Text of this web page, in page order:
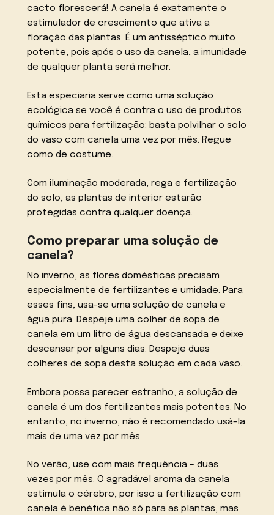
cacto florescerá! A canela é exatamente o
estimulador de crescimento que ativa a
floração das plantas. É um antisséptico muito
potente, pois após o uso da canela, a imunidade
de qualquer planta será melhor.
Esta especiaria serve como uma solução
ecológica se você é contra o uso de produtos
químicos para fertilização: basta polvilhar o solo
do vaso com canela uma vez por mês. Regue
como de costume.
Com iluminação moderada, rega e fertilização
do solo, as plantas de interior estarão
protegidas contra qualquer doença.
Como preparar uma solução de
canela?
No inverno, as flores domésticas precisam
especialmente de fertilizantes e umidade. Para
esses fins, usa-se uma solução de canela e
água pura. Despeje uma colher de sopa de
canela em um litro de água descansada e deixe
descansar por alguns dias. Despeje duas
colheres de sopa desta solução em cada vaso.
Embora possa parecer estranho, a solução de
canela é um dos fertilizantes mais potentes. No
entanto, no inverno, não é recomendado usá-la
mais de uma vez por mês.
No verão, use com mais frequência – duas
vezes por mês. O agradável aroma da canela
estimula o cérebro, por isso a fertilização com
canela é benéfica não só para as plantas, mas